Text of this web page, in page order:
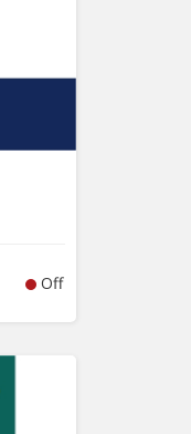
Off